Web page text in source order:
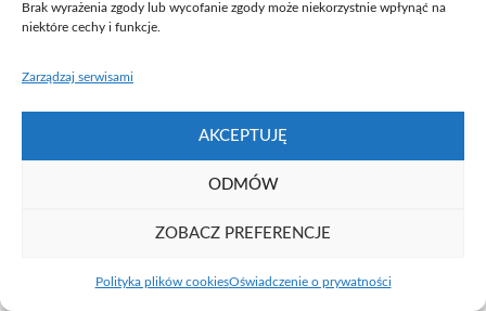
Brak wyrażenia zgody lub wycofanie zgody może niekorzystnie wpłynąć na
niektóre cechy i funkcje.
Zarządzaj serwisami
AKCEPTUJĘ
ODMÓW
ZOBACZ PREFERENCJE
Polityka plików cookiesOświadczenie o prywatności